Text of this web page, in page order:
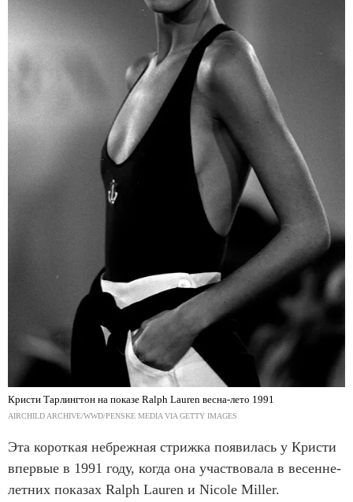
Кристи Тарлингтон на показе Ralph Lauren весна-лето 1991
AIRCHILD ARCHIVE/WWD/PENSKE MEDIA VIA GETTY IMAGES
Эта короткая небрежная стрижка появилась у Кристи
впервые в 1991 году, когда она участвовала в весенне-
летних показах Ralph Lauren и Nicole Miller.